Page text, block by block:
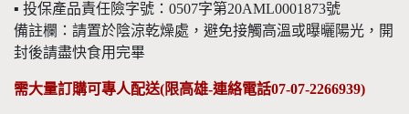
▪️ 投保產品責任險字號：0507字第20AML0001873號
備註欄：請置於陰涼乾燥處，避免接觸高溫或曝曬陽光，開
封後請盡快食用完畢
需大量訂購可專人配送(限高雄-連絡電話07-07-2266939)